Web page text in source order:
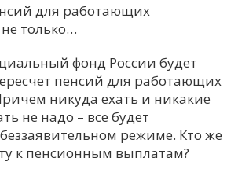
для работающих
только…
фонд России будет
пенсий для работающих
никуда ехать и никакие
не надо – все будет
режиме. Кто же
к пенсионным выплатам?